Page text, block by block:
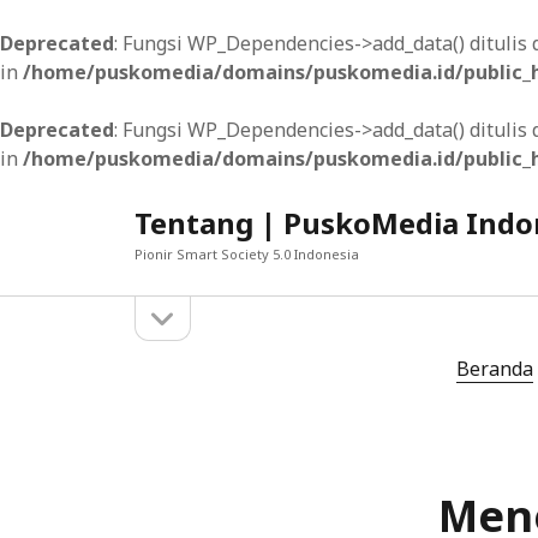
Deprecated: Fungsi WP_Dependencies->add_data()
in /home/puskomedia/domains/puskomedia.id/
Deprecated: Fungsi WP_Dependencies->add_data()
in /home/puskomedia/domains/puskomedia.id/
Tentang | PuskoMedia
Pionir Smart Society 5.0 Indonesia
sidebar
Mengoptimalkan Pengalaman Pengguna
Menyediakan Aksesibilitas dan Koneksi
Beranda